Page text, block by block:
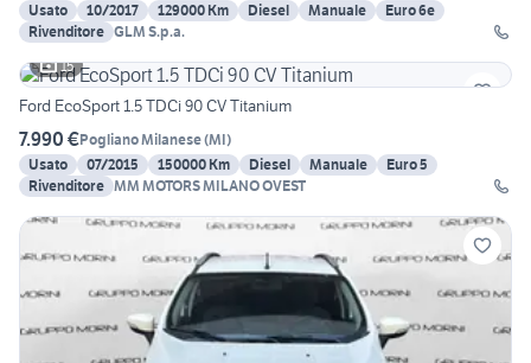
Usato
10/2017 129000 Km Diesel Manuale
Euro 6e
Rivenditore GLM S.p.a.
15
Ford EcoSport 1.5 TDCi 90 CV Titanium
7.990 €Pogliano Milanese(MI)
Usato
07/2015 150000 Km Diesel Manuale
Euro 5
Rivenditore MM MOTORS MILANO OVEST